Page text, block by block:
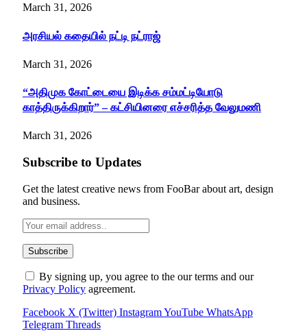
March 31, 2026
அரசியல் கதையில் நட்டி நட்ராஜ்
March 31, 2026
“அதிமுக கோட்டையை இடிக்க சம்மட்டியோடு
காத்திருக்கிறார்” – கட்சியினரை எச்சரித்த வேலுமணி
March 31, 2026
Subscribe to Updates
Get the latest creative news from FooBar about art, design
and business.
By signing up, you agree to the our terms and our
Privacy Policy agreement.
Facebook X (Twitter) InstagramYouTube WhatsApp
Telegram Threads